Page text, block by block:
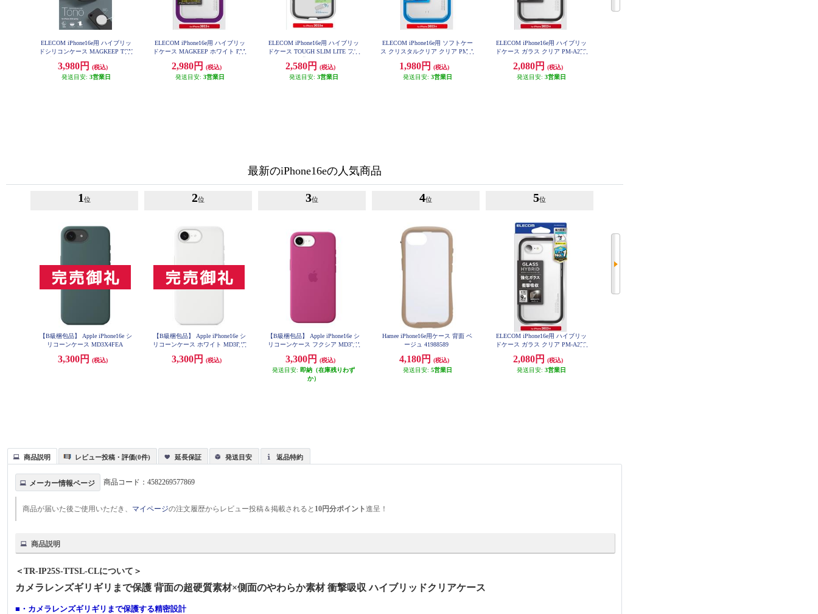
ELECOM iPhone16e用 ハイブリッ
ドシリコンケース MAGKEEP TON
3,980円
(税込)
発送目安: 3営業日
ELECOM iPhone16e用 ハイブリッ
ドケース MAGKEEP ホワイト PM-
2,980円
(税込)
発送目安: 3営業日
ELECOM iPhone16e用 ハイブリッ
ドケース TOUGH SLIM LITE フレ
プシート付属 ブラック PM-A25ST
SLFCBK
2,580円
(税込)
発送目安: 3営業日
ELECOM iPhone16e用 ソフトケー
ス クリスタルクリア クリア PM-A
1,980円
(税込)
発送目安: 3営業日
ELECOM iPhone16e用 ハイブリッ
ドケース ガラス クリア PM-A25S
2,080円
(税込)
発送目安: 3営業日
最新のiPhone16eの人気商品
1 位
【B級梱包品】 Apple iPhone16e シ
リコーンケース MD3X4FEA
3,300円 (税込)
2位
【B級梱包品】 Apple iPhone16e シ
リコーンケース ホワイト MD3P4F
3,300円 (税込)
3位
【B級梱包品】 Apple iPhone16e シ
リコーンケース フクシア MD3W4
3,300円
(税込)
発送目安: 即納（在庫残りわず
か）
4位
Hamee iPhone16e用ケース 背面 ベ
ージュ 41988589
4,180円
(税込)
発送目安: 5営業日
5位
ELECOM iPhone16e用 ハイブリッ
ドケース ガラス クリア PM-A25S
2,080円
(税込)
発送目安: 3営業日
商品説明 レビュー投稿・評価(0件) 延長保証 発送目安 返品特約
メーカー情報ページ 商品コード：4582269577869
商品が届いた後ご使用いただき、 マイページの注文履歴からレビュー投稿＆掲載されると 10円分ポイント進呈！
商品説明
＜TR-IP25S-TTSL-CLについて＞
カメラレンズギリギリまで保護 背面の超硬質素材×側面のやわらか素材 衝撃吸収 ハイブリッドクリアケース
■・カメラレンズギリギリまで保護する精密設計